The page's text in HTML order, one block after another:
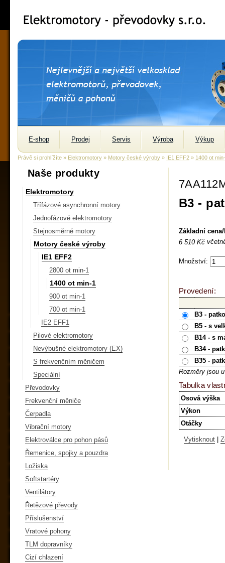
E-shop Prodej Servis Výroba Výkup
Právě si prohlížíte » Elektromotory » Motory české výroby » IE1 EFF2 » 1400 ot
Naše produkty
Elektromotory
Třífázové asynchronní motory
Jednofázové elektromotory
Stejnosměrné motory
Motory české výroby
IE1 EFF2
2800 ot min-1
1400 ot min-1
900 ot min-1
700 ot min-1
IE2 EFF1
Pilové elektromotory
Nevýbušné elektromotory (EX)
S frekvenčním měničem
Speciální
Převodovky
Frekvenční měniče
Čerpadla
Vibrační motory
Elektroválce pro pohon pásů
Řemenice, spojky a pouzdra
Ložiska
Softstartéry
Ventilátory
Řetězové převody
Příslušenství
Vratové pohony
TLM dopravníky
Cizí chlazení
B3 -
Základní
6 510 Kč
Množství:
Provedení:
B3 -
B5 - s
B14 - s
B34 -
B35 -
Rozměry jsou
Tabulka
Osová výška
Výkon
Otáčky
Vytisknout